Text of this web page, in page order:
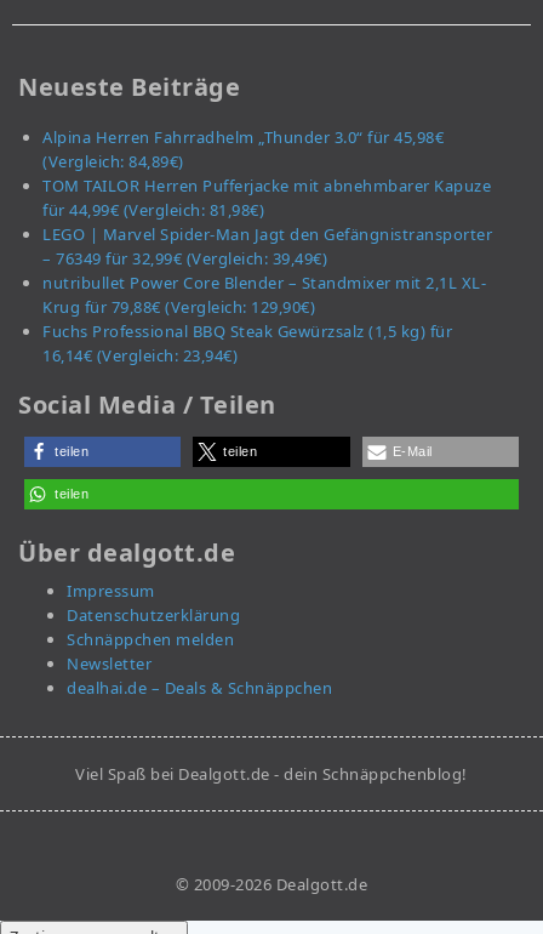
Neueste Beiträge
Alpina Herren Fahrradhelm „Thunder 3.0“ für 45,98€
(Vergleich: 84,89€)
TOM TAILOR Herren Pufferjacke mit abnehmbarer Kapuze
für 44,99€ (Vergleich: 81,98€)
LEGO | Marvel Spider-Man Jagt den Gefängnistransporter
– 76349 für 32,99€ (Vergleich: 39,49€)
nutribullet Power Core Blender – Standmixer mit 2,1L XL-
Krug für 79,88€ (Vergleich: 129,90€)
Fuchs Professional BBQ Steak Gewürzsalz (1,5 kg) für
16,14€ (Vergleich: 23,94€)
Social Media / Teilen
teilen teilen E-Mail
teilen
Über dealgott.de
Impressum
Datenschutzerklärung
Schnäppchen melden
Newsletter
dealhai.de – Deals & Schnäppchen
Viel Spaß bei Dealgott.de - dein Schnäppchenblog!
© 2009-2026 Dealgott.de